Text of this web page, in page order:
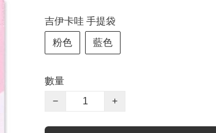
吉伊卡哇 手提袋
粉色 藍色
數量
−
+